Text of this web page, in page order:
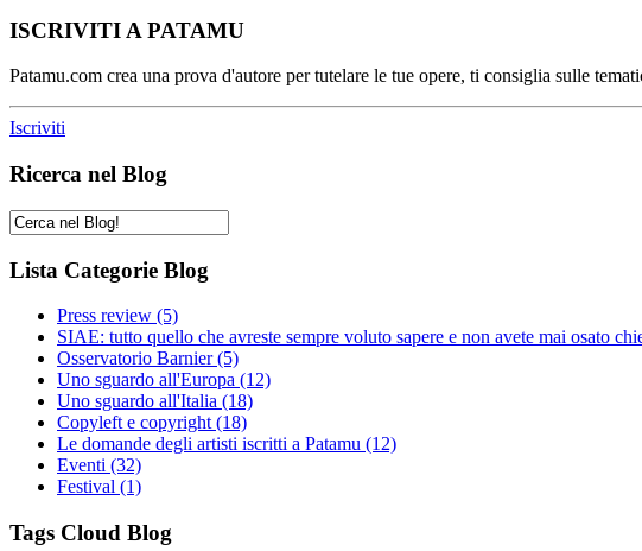
ISCRIVITI A PATAMU
Patamu.com crea una prova d'autore per tutelare le tue opere, ti consiglia sulle
Iscriviti
Ricerca nel Blog
Lista Categorie Blog
Press review (5)
SIAE: tutto quello che avreste sempre voluto sapere e non avete mai osato
Osservatorio Barnier(5)
Uno sguardo all'Europa (12)
Uno sguardo all'Italia (18)
Copyleft e copyright (18)
Le domande degli artisti iscritti a Patamu (12)
Eventi (32)
Festival (1)
Tags Cloud Blog